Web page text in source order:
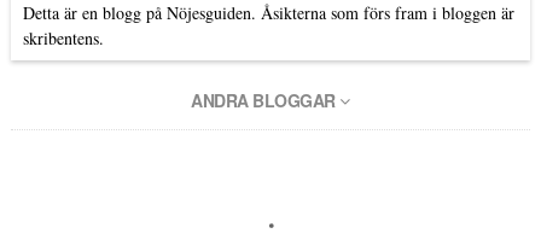
Detta är en blogg på Nöjesguiden. Åsikterna som förs fram i bloggen är
skribentens.
ANDRA BLOGGAR